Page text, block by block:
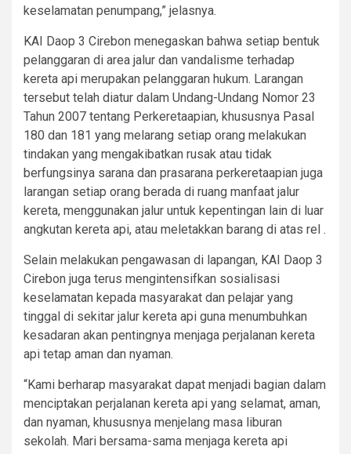
keselamatan penumpang,” jelasnya.
KAI Daop 3 Cirebon menegaskan bahwa setiap bentuk
pelanggaran di area jalur dan vandalisme terhadap
kereta api merupakan pelanggaran hukum. Larangan
tersebut telah diatur dalam Undang-Undang Nomor 23
Tahun 2007 tentang Perkeretaapian, khususnya Pasal
180 dan 181 yang melarang setiap orang melakukan
tindakan yang mengakibatkan rusak atau tidak
berfungsinya sarana dan prasarana perkeretaapian juga
larangan setiap orang berada di ruang manfaat jalur
kereta, menggunakan jalur untuk kepentingan lain di luar
angkutan kereta api, atau meletakkan barang di atas rel .
Selain melakukan pengawasan di lapangan, KAI Daop 3
Cirebon juga terus mengintensifkan sosialisasi
keselamatan kepada masyarakat dan pelajar yang
tinggal di sekitar jalur kereta api guna menumbuhkan
kesadaran akan pentingnya menjaga perjalanan kereta
api tetap aman dan nyaman.
“Kami berharap masyarakat dapat menjadi bagian dalam
menciptakan perjalanan kereta api yang selamat, aman,
dan nyaman, khususnya menjelang masa liburan
sekolah. Mari bersama-sama menjaga kereta api